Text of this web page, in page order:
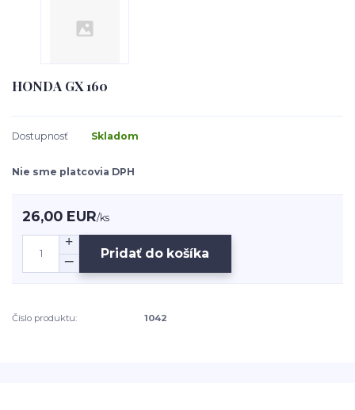
HONDA GX 160
Dostupnosť Skladom
Nie sme platcovia DPH
26,00 EUR/ks
Pridať do košíka
Číslo produktu: 1042